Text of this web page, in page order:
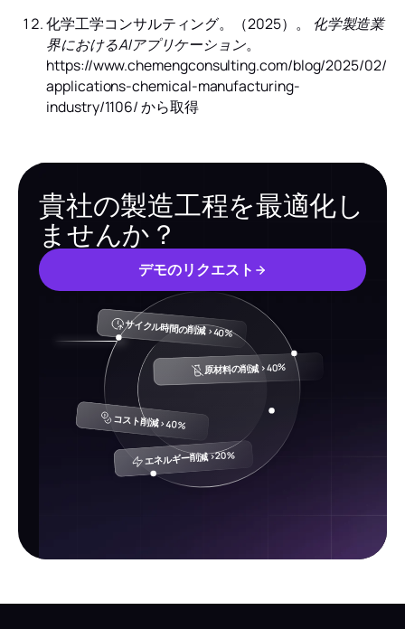
化学工学コンサルティング。（2025）。
化学製造業
界におけるAIアプリケーション。
https://www.chemengconsulting.com/blog/2025/02/
applications-chemical-manufacturing-
industry/1106/ から取得
貴社の製造工程を最適化し
ませんか？
デモのリクエス ト
デモのリクエスト
エネルギー削減 >20%
コスト削減 >40%
原材料の削減 >40%
サイクル時間の削減 >40%